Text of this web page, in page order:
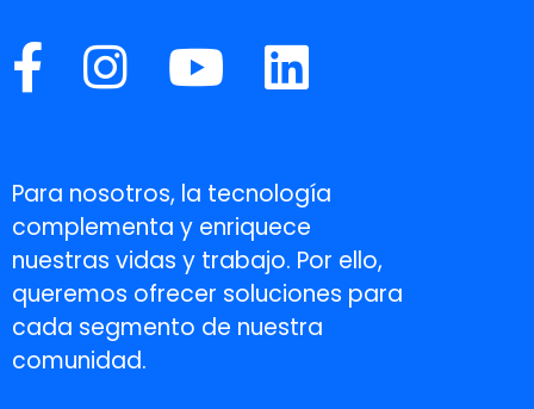
Para nosotros, la tecnología
complementa y enriquece
nuestras vidas y trabajo. Por ello,
queremos ofrecer soluciones para
cada segmento de nuestra
comunidad.